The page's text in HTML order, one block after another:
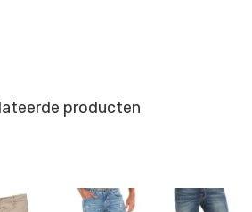
producten